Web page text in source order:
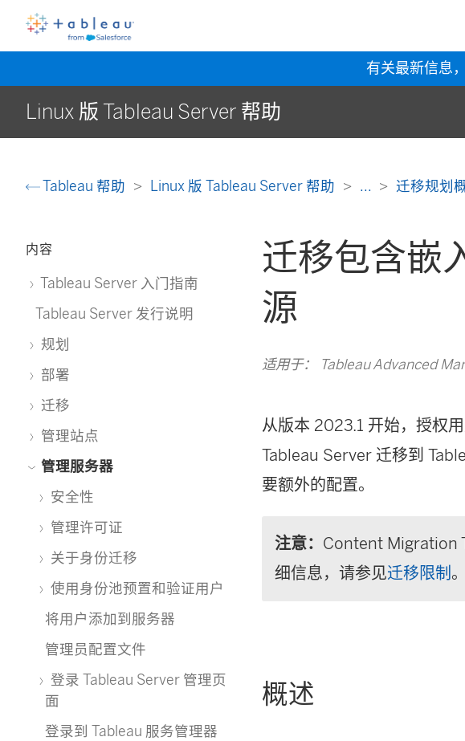
有关最新信息
Linux 版 Tableau Server 帮助
Tableau 帮助 Linux 版 Tableau Server 帮助 ... 迁移规划
内容
Tableau Server 入门指南
Tableau Server 发行说明
规划
部署
迁移
管理站点
管理服务器
安全性
管理许可证
关于身份迁移
使用身份池预置和验证用户
将用户添加到服务器
管理员配置文件
登录 Tableau Server 管理页
面
登录到 Tableau 服务管理器
迁移包含嵌
源
适用于： Tableau Advanced
从版本 2023.1 开始，授权
Tableau Server 迁移到
要额外的配置。
注意： Content Migration
细信息，请参见迁移限制 。
概述